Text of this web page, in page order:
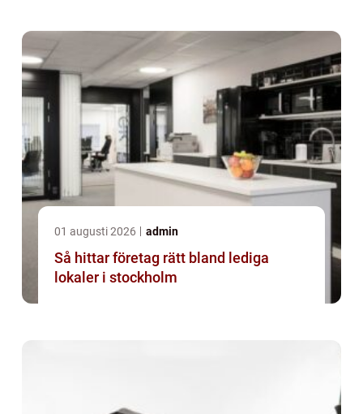
01 augusti 2026 admin
Så hittar företag rätt bland lediga
lokaler i stockholm